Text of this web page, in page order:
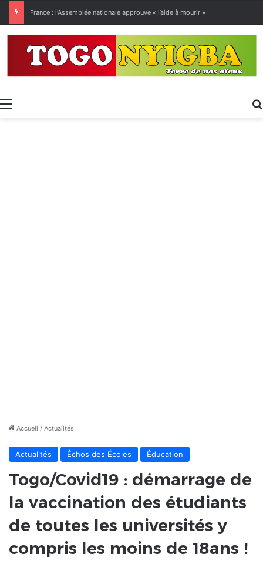
Menu
Accueil / Actualités
Actualités Échos des Écoles Éducation
Togo/Covid19 : démarrage de
la vaccination des étudiants
de toutes les universités y
compris les moins de 18ans !